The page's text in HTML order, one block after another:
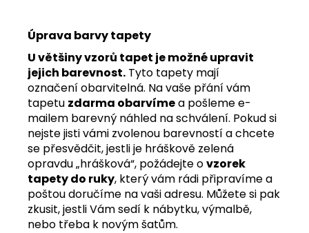
Úprava barvy tapety
U většiny vzorů tapet je možné upravit
jejich barevnost. Tyto tapety mají
označení obarvitelná. Na vaše přání vám
tapetu zdarma obarvímea pošleme e-
mailem barevný náhled na schválení. Pokud si
nejste jisti vámi zvolenou barevností a chcete
se přesvědčit, jestli je hráškově zelená
opravdu „hrášková“, požádejte ovzorek
tapety do ruky, který vám rádi připravíme a
poštou doručíme na vaši adresu. Můžete si pak
zkusit, jestli Vám sedí k nábytku, výmalbě,
nebo třeba k novým šatům.